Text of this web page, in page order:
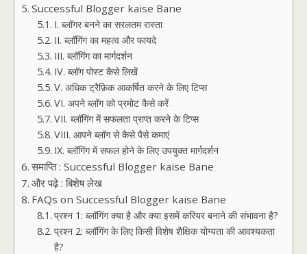
Successful Blogger kaise Bane
I. ब्लॉगर बनने का सरलतम रास्ता
II. ब्लॉगिंग का महत्व और फायदे
III. ब्लॉगिंग का मार्गदर्शन
IV. ब्लॉग पोस्ट कैसे लिखें
V. अधिक ट्रैफ़िक आकर्षित करने के लिए टिप्स
VI. अपने ब्लॉग को प्रमोट कैसे करें
VII. ब्लॉगिंग में सफलता प्राप्त करने के टिप्स
VIII. आपने ब्लॉग से कैसे पैसे कमाएं
IX. ब्लॉगिंग में सफल होने के लिए उपयुक्त मार्गदर्शन
समाप्ति : Successful Blogger kaise Bane
और पढ़े : बिशेष लेख
FAQs on Successful Blogger kaise Bane
प्रश्न 1: ब्लॉगिंग क्या है और क्या इसमें करियर बनाने की संभावना है?
प्रश्न 2: ब्लॉगिंग के लिए किसी विशेष शैक्षिक योग्यता की आवश्यकता
है?